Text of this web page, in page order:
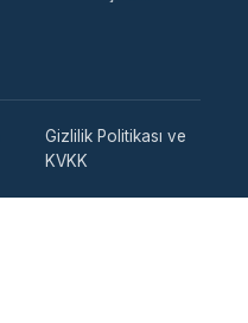
Gizlilik Politikası ve
KVKK